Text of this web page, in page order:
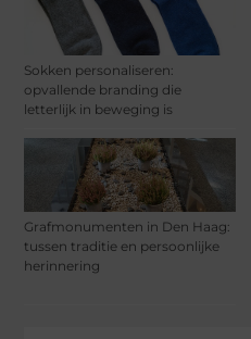
Sokken personaliseren:
opvallende branding die
letterlijk in beweging is
Grafmonumenten in Den Haag:
tussen traditie en persoonlijke
herinnering